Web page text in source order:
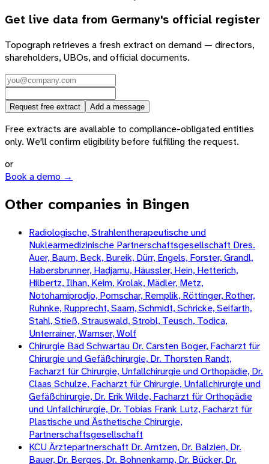
Get live data from Germany's official register
Topograph retrieves a fresh extract on demand — directors,
shareholders, UBOs, and official documents.
Request free extract Add a message
Free extracts are available to compliance-obligated entities
only. We'll confirm eligibility before fulfilling the request.
or
Book a demo →
Other companies in Bingen
Radiologische, Strahlentherapeutische und
Nuklearmedizinische Partnerschaftsgesellschaft Dres.
Auer, Baum, Beck, Bureik, Dürr, Engels, Forster, Grandl,
Habersbrunner, Hadjamu, Häussler, Hein, Hetterich,
Hilbertz, Ilhan, Keim, Krolak, Mädler, Metz,
Notohamiprodjo, Pomschar, Remplik, Röttinger, Rother,
Ruhnke, Rupprecht, Saam, Schmidt, Schricke, Seifarth,
Stahl, Stieß, Strauswald, Strobl, Teusch, Todica,
Unterrainer, Wamser, Wolf
Chirurgie Bad Schwartau Dr. Carsten Boger, Facharzt für
Chirurgie und Gefäßchirurgie, Dr. Thorsten Randt,
Facharzt für Chirurgie, Unfallchirurgie und Orthopädie, Dr.
Claas Schulze, Facharzt für Chirurgie, Unfallchirurgie und
Gefäßchirurgie, Dr. Erik Wilde, Facharzt für Orthopädie
und Unfallchirurgie, Dr. Tobias Frank Lutz, Facharzt für
Plastische und Ästhetische Chirurgie,
Partnerschaftsgesellschaft
KCU Ärztepartnerschaft Dr. Arntzen, Dr. Balzien, Dr.
Bauer, Dr. Berges, Dr. Bohnenkamp, Dr. Bücker, Dr.